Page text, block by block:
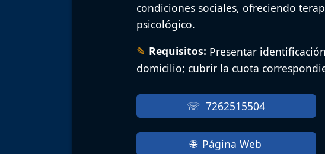
condiciones sociales, ofreciendo
psicológico.
Requisitos: Presentar
domicilio; cubrir la cuota
7262515504
Página Web